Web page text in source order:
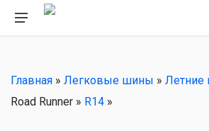
Главная » Легковые шины »
Road Runner » R14 »